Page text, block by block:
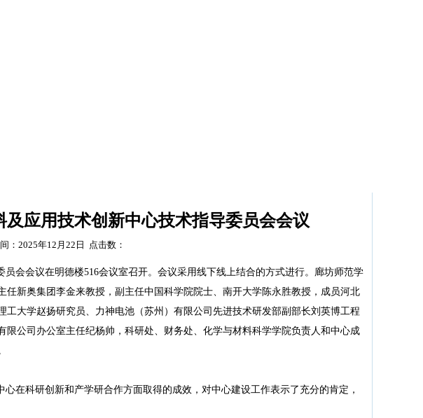
应用技术创新中心技术指导委员会会议
：2025年12月22日 点击数：
会会议在明德楼516会议室召开。会议采用线下线上结合的方式进行。廊坊师范学
新奥集团李金来教授，副主任中国科学院院士、南开大学陈永胜教授，成员河北
大学赵扬研究员、力神电池（苏州）有限公司先进技术研发部副部长刘英博工程
公司办公室主任纪杨帅，科研处、财务处、化学与材料科学学院负责人和中心成
在科研创新和产学研合作方面取得的成效，对中心建设工作表示了充分的肯定，